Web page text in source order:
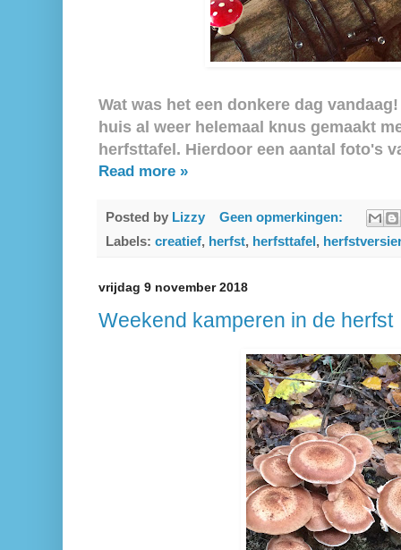
Wat was het een donkere dag
huis al weer helemaal knus gemaakt
herfsttafel. Hierdoor een aantal foto's
Read more »
Posted by Lizzy
Geen opmerkingen:
Labels: creatief, herfst, herfsttafel ,
vrijdag 9 november 2018
Weekend kamperen in de herfst